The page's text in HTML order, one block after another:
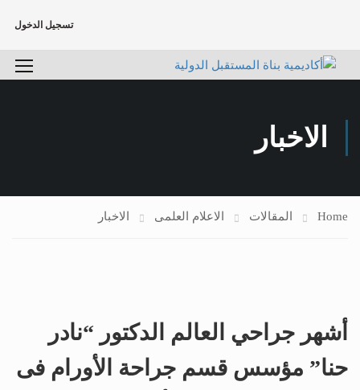
تسجيل الدخول
الاخبار
Home المقالات الاعلام العلمى الاخبار
أشهر جراحي العالم الدكتور “نادر
حنا” مؤسس قسم جراحة الأورام فى